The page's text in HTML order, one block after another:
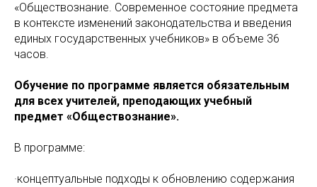
«Обществознание. Современное состояние предмета
в контексте изменений законодательства и введения
единых государственных учебников» в объеме 36
часов.
Обучение по программе является обязательным
для всех учителей, преподающих учебный
предмет «Обществознание».
В программе:
·концептуальные подходы к обновлению содержания